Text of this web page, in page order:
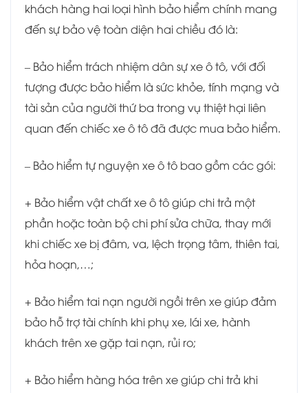
khách hàng hai loại hình bảo hiểm chính mang
đến sự bảo vệ toàn diện hai chiều đó là:
– Bảo hiểm trách nhiệm dân sự xe ô tô, với đối
tượng được bảo hiểm là sức khỏe, tính mạng và
tài sản của người thứ ba trong vụ thiệt hại liên
quan đến chiếc xe ô tô đã được mua bảo hiểm.
– Bảo hiểm tự nguyện xe ô tô bao gồm các gói:
+ Bảo hiểm vật chất xe ô tô giúp chi trả một
phần hoặc toàn bộ chi phí sửa chữa, thay mới
khi chiếc xe bị đâm, va, lệch trọng tâm, thiên tai,
hỏa hoạn,…;
+ Bảo hiểm tai nạn người ngồi trên xe giúp đảm
bảo hỗ trợ tài chính khi phụ xe, lái xe, hành
khách trên xe gặp tai nạn, rủi ro;
+ Bảo hiểm hàng hóa trên xe giúp chi trả khi